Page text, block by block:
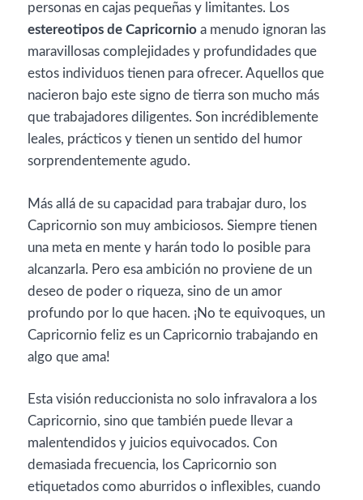
personas en cajas pequeñas y limitantes. Los
estereotipos de Capricornio a menudo ignoran las
maravillosas complejidades y profundidades que
estos individuos tienen para ofrecer. Aquellos que
nacieron bajo este signo de tierra son mucho más
que trabajadores diligentes. Son incrédiblemente
leales, prácticos y tienen un sentido del humor
sorprendentemente agudo.
Más allá de su capacidad para trabajar duro, los
Capricornio son muy ambiciosos. Siempre tienen
una meta en mente y harán todo lo posible para
alcanzarla. Pero esa ambición no proviene de un
deseo de poder o riqueza, sino de un amor
profundo por lo que hacen. ¡No te equivoques, un
Capricornio feliz es un Capricornio trabajando en
algo que ama!
Esta visión reduccionista no solo infravalora a los
Capricornio, sino que también puede llevar a
malentendidos y juicios equivocados. Con
demasiada frecuencia, los Capricornio son
etiquetados como aburridos o inflexibles, cuando